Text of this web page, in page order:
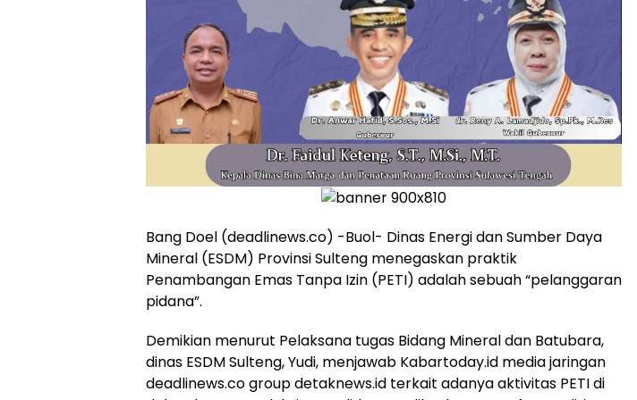
Bang Doel (deadlinews.co) -Buol- Dinas Energi dan Sumber Daya
Mineral (ESDM) Provinsi Sulteng menegaskan praktik
Penambangan Emas Tanpa Izin (PETI) adalah sebuah “pelanggaran
pidana”.
Demikian menurut Pelaksana tugas Bidang Mineral dan Batubara,
dinas ESDM Sulteng, Yudi, menjawab Kabartoday.id media jaringan
deadlinews.co group detaknews.id terkait adanya aktivitas PETI di